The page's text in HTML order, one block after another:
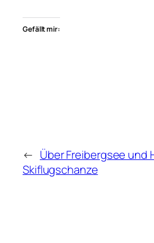
Gefällt mir:
← Über Freibergsee und
Skiflugschanze